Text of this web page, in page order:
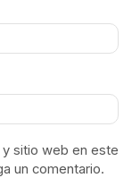
sitio web en este
un comentario.